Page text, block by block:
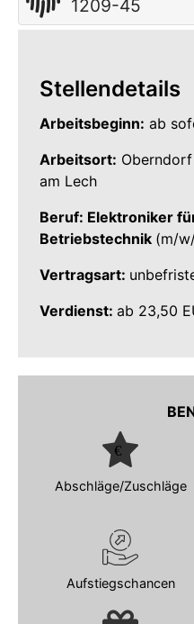
1209-45
Stellendetails
Arbeitsbeginn: ab
Arbeitsort:
am Lech
Beruf: Elektroniker
Betriebstechnik (m/
Vertragsart:
Verdienst: ab 23,50
Abschläge/Zuschläge
Aufstiegschancen